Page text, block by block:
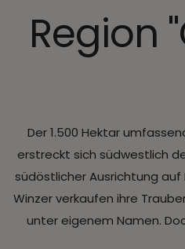
Region
Der 1.500 Hektar
erstreckt sich südwestlich
südöstlicher Ausrichtung
Winzer verkaufen ihre
unter eigenem Namen.